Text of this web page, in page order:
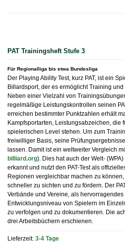
PAT Trainingsheft Stufe 3
Für Regionalliga bis etwa Bundesliga
Der Playing Ability Test, kurz PAT, ist ein
Billardsport, der es ermöglicht Training
Neben einer Vielzahl von
regelmäßige Leistungskontrollen seinen
erreichen bestimmter Punktzahlen erhält
Kampfsportarten, Leistungsabzeichen, die
spielerischen Level stehen. Um zum
freiwilliger Basis, seine
lassen. Damit ist ein weltweiter Vergleich
billiard.org). Dies hat auch der Welt-
erkannt und nutzt den PAT-Test als
Regionen vergleichbar machen zu
schneller zu sichten und zu fördern. Der
Verbände und Vereine, als
Entwicklungsniveau von Spielern im
zu verfolgen und zu dokumentieren. Die
drei Arbeitsbüchern erschienen.
Lieferzeit: 3-4 Tage